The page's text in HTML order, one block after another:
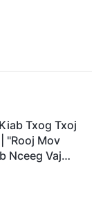
Txog Txoj
"Rooj Mov
Nceeg Vaj